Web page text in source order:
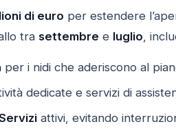
di euro per estendere
tra settembre e luglio ,
per i nidi che aderiscono al
dedicate e servizi di
attivi, evitando